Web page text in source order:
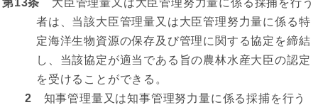
第13条 大臣管理量又は大臣管理努力量に係る採捕を行う
者は、当該大臣管理量又は大臣管理努力量に係る特
定海洋生物資源の保存及び管理に関する協定を締結
し、当該協定が適当である旨の農林水産大臣の認定
を受けることができる。
2 知事管理量又は知事管理努力量に係る採捕を行う